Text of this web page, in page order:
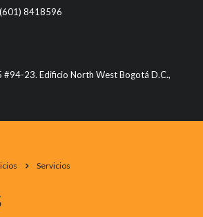
8418596
#94-23. Edificio North West Bogotá D.C.,
Servicios